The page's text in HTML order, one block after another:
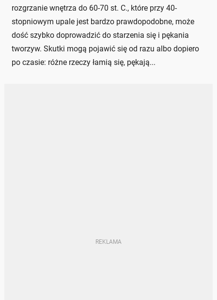
rozgrzanie wnętrza do 60-70 st. C., które przy 40-
stopniowym upale jest bardzo prawdopodobne, może
dość szybko doprowadzić do starzenia się i pękania
tworzyw. Skutki mogą pojawić się od razu albo dopiero
po czasie: różne rzeczy łamią się, pękają...